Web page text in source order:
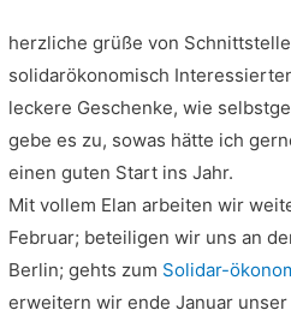
herzliche grüße von
solidarökonomisch
leckere Geschenke, wie
gebe es zu, sowas hätte ich
einen guten Start ins Jahr.
Mit vollem Elan arbeiten wir
Februar; beteiligen wir uns an
Berlin; gehts zum Solidar-
erweitern wir ende Januar